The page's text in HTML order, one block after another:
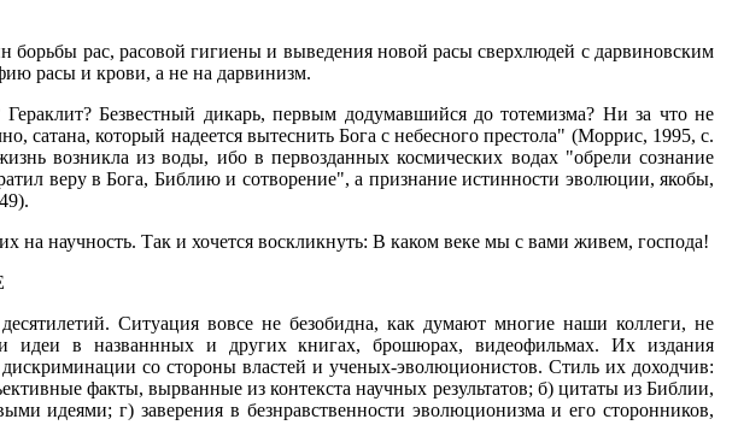
борьбы рас, расовой гигиены и выведения новой расы сверхлюдей с дарвиновским
расы и крови, а не на дарвинизм.
Безвестный дикарь, первым додумавшийся до тотемизма? Ни за что не
который надеется вытеснить Бога с небесного престола" (Моррис, 1995, с.
возникла из воды, ибо в первозданных космических водах "обрели сознание
веру в Бога, Библию и сотворение", а признание истинности эволюции, якобы,
научность. Так и хочется воскликнуть: В каком веке мы с вами живем, господа!
Ситуация вовсе не безобидна, как думают многие наши коллеги, не
идеи в названнных и других книгах, брошюрах, видеофильмах. Их издания
со стороны властей и ученых-эволюционистов. Стиль их доходчив:
факты, вырванные из контекста научных результатов; б) цитаты из Библии,
идеями; г) заверения в безнравственности эволюционизма и его сторонников,